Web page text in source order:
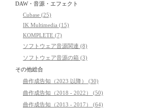
DAW・音源・エフェクト
Cubase (25)
IK Multimedia (15)
KOMPLETE (7)
ソフトウェア音源関連 (8)
ソフトウェア音源の箱 (3)
その他総合
曲作成告知（2023 以降） (30)
曲作成告知（2018 - 2022） (50)
曲作成告知（2013 - 2017） (64)